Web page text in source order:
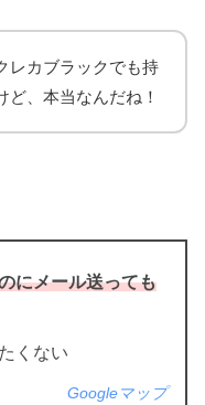
レカブラックでも持
ど、本当なんだね！
にメール送っても
くない
Googleマップ